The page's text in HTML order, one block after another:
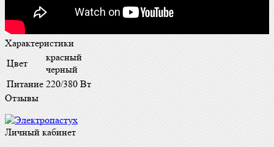
Характеристики
Цвет
красный
черный
Питание 220/380 Вт
Отзывы
Личный кабинет